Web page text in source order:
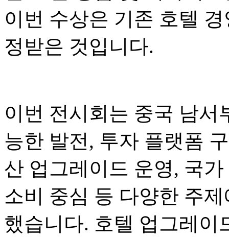
이번 수상은 기존 호텔
정받은 것입니다.
이번 전시회는 중국 남서
능한 발전, 투자 플랫폼
산 업그레이드 운영, 국
소비 중심 등 다양한 주
했습니다. 호텔 업그레이